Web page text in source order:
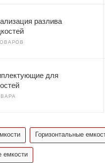
разлива
для
Горизонтальные
емкости